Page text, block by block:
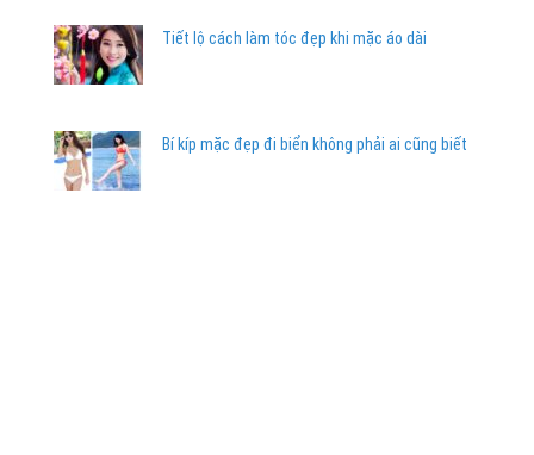
Tiết lộ cách làm tóc đẹp khi mặc áo dài
Bí kíp mặc đẹp đi biển không phải ai cũng biết